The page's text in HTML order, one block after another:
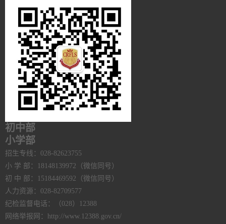
初中部
小学部
招生专线：028-82623755
小 学 部：18148139972（微信同号）
初 中 部：15184469592（微信同号）
人力资源：028-82709577
纪检监督电话：（028）12388
网络举报网：http://www.12388.gov.cn/